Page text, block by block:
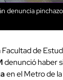
denuncia
de
denunció haber
en el Metro de